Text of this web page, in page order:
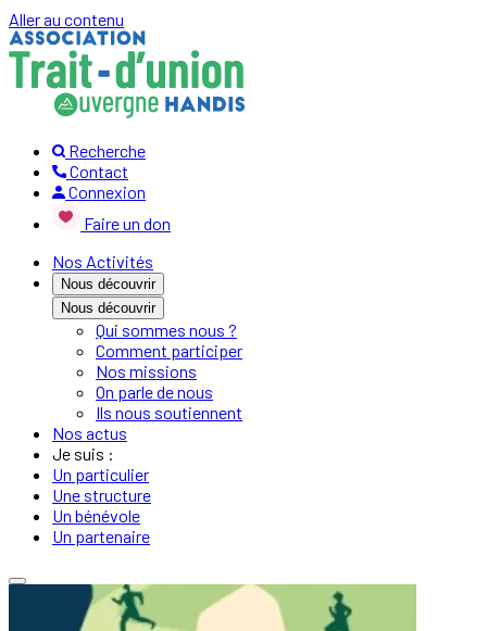
Aller au contenu
Recherche
Contact
Connexion
Faire un don
Nos Activités
Nous découvrir
Nous découvrir
Qui sommes nous ?
Comment participer
Nos missions
On parle de nous
Ils nous soutiennent
Nos actus
Je suis :
Un particulier
Une structure
Un bénévole
Un partenaire